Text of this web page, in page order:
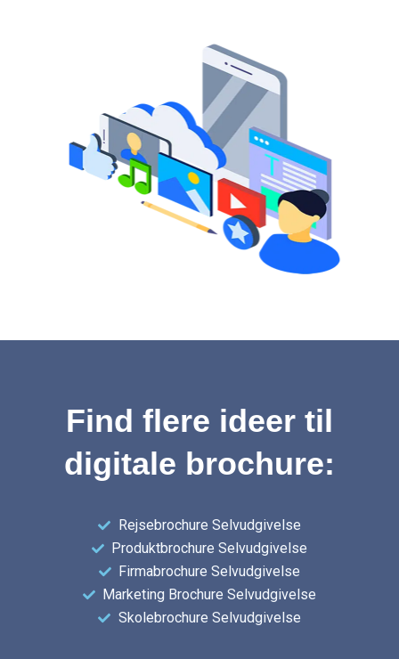
Find flere ideer til
digitale brochure:
Rejsebrochure Selvudgivelse
Produktbrochure Selvudgivelse
Firmabrochure Selvudgivelse
Marketing Brochure Selvudgivelse
Skolebrochure Selvudgivelse